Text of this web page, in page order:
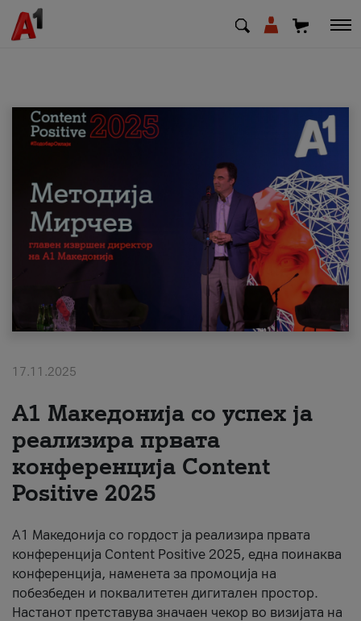
МК EN
Приватни Деловни
Поддршка
Надополни кредит
#ПодобарОнлајн
17.11.2025
А1 Македонија со успех ја
реализира првата
конференција Content
Positive 2025
А1 Македонија со гордост ја реализира првата
конференција Content Positive 2025, една поинаква
конференција, наменета за промоција на
побезбеден и поквалитетен дигитален простор.
Настанот претставува значаен чекор во визијата на